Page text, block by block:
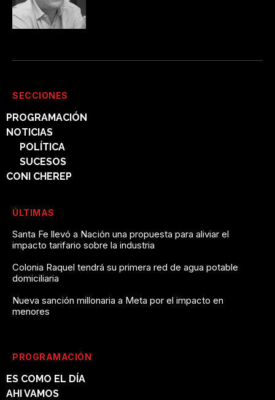
SECCIONES
PROGRAMACIÓN
NOTICIAS
POLÍTICA
SUCESOS
CONI CHEREP
ÚLTIMAS
Santa Fe llevó a Nación una propuesta para aliviar el
impacto tarifario sobre la industria
Colonia Raquel tendrá su primera red de agua potable
domiciliaria
Nueva sanción millonaria a Meta por el impacto en
menores
PROGRAMACIÓN
ES COMO EL DÍA
AHI VAMOS